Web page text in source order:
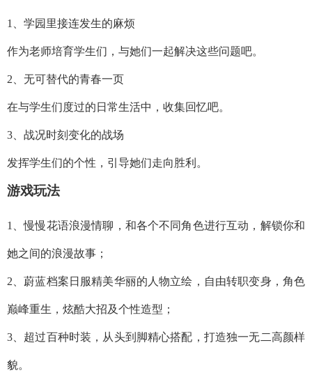
1、学园里接连发生的麻烦
作为老师培育学生们，与她们一起解决这些问题吧。
2、无可替代的青春一页
在与学生们度过的日常生活中，收集回忆吧。
3、战况时刻变化的战场
发挥学生们的个性，引导她们走向胜利。
游戏玩法
1、慢慢花语浪漫情聊，和各个不同角色进行互动，解锁你和
她之间的浪漫故事；
2、蔚蓝档案日服精美华丽的人物立绘，自由转职变身，角色
巅峰重生，炫酷大招及个性造型；
3、超过百种时装，从头到脚精心搭配，打造独一无二高颜样
貌。